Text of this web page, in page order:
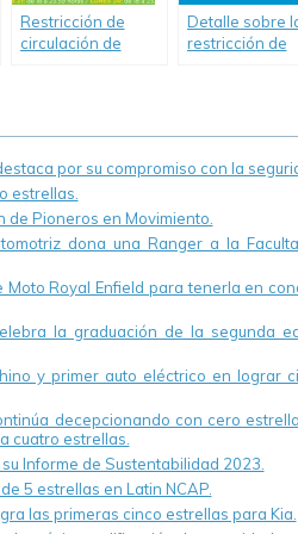
Restricción de
circulación de
Detalle sobre
restricción de
por su compromiso con la
estrellas.
Pioneros en Movimiento.
dona una Ranger a la
Royal Enfield para tenerla en
la graduación de la segunda
y primer auto eléctrico en lograr
decepcionando con cero
cuatro estrellas.
Informe de Sustentabilidad 2023.
5 estrellas en Latin NCAP.
las primeras cinco estrellas para Kia.